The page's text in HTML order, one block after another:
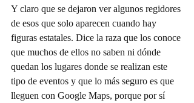
Y claro que se dejaron ver algunos regidores
de esos que solo aparecen cuando hay
figuras estatales. Dice la raza que los conoce
que muchos de ellos no saben ni dónde
quedan los lugares donde se realizan este
tipo de eventos y que lo más seguro es que
lleguen con Google Maps, porque por sí